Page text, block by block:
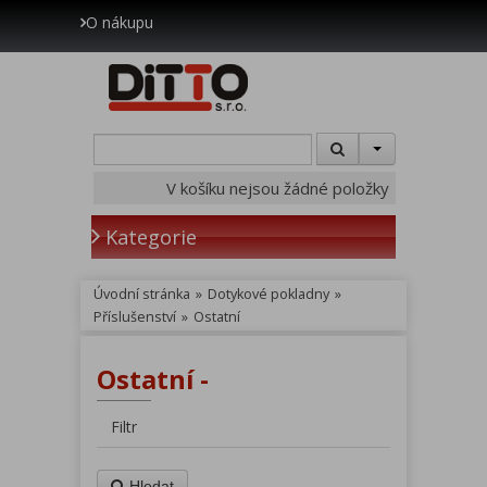
O nákupu
V košíku nejsou žádné položky
Kategorie
Úvodní stránka » Dotykové pokladny »
Příslušenství » Ostatní
Ostatní -
Filtr